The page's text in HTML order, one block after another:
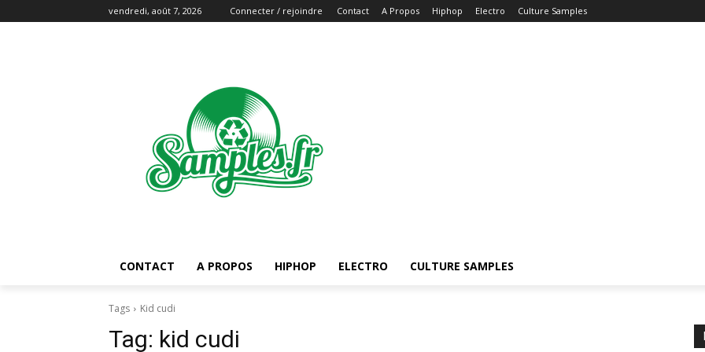
vendredi, août 7, 2026 Connecter / rejoindre Contact A Propos Hiphop Electro Culture Samples
CONTACT A PROPOS HIPHOP ELECTRO CULTURE SAMPLES
Tags Kid cudi
Tag: kid cudi